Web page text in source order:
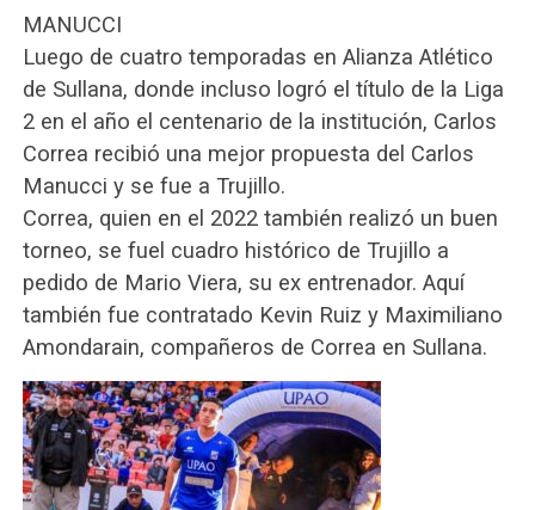
MANUCCI
Luego de cuatro temporadas en Alianza Atlético
de Sullana, donde incluso logró el título de la Liga
2 en el año el centenario de la institución, Carlos
Correa recibió una mejor propuesta del Carlos
Manucci y se fue a Trujillo.
Correa, quien en el 2022 también realizó un buen
torneo, se fuel cuadro histórico de Trujillo a
pedido de Mario Viera, su ex entrenador. Aquí
también fue contratado Kevin Ruiz y Maximiliano
Amondarain, compañeros de Correa en Sullana.